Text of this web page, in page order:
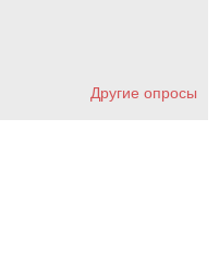
Другие опросы